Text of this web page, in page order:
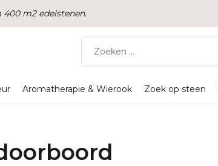
m2 edelstenen.
Aromatherapie & Wierook Zoek op steen